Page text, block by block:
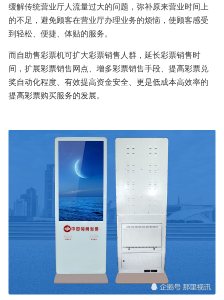
缓解传统营业厅人流量过大的问题，弥补原来营业时间上
的不足，避免顾客在营业厅办理业务的烦恼，使顾客感受
到轻松、便捷、体贴的服务。
而自助售彩票机可扩大彩票销售人群，延长彩票销售时
间，扩展彩票销售网点、增多彩票销售手段、提高彩票兑
奖自动化程度、有效提高资金安全、更是低成本高效率的
提高彩票购买服务的发展。